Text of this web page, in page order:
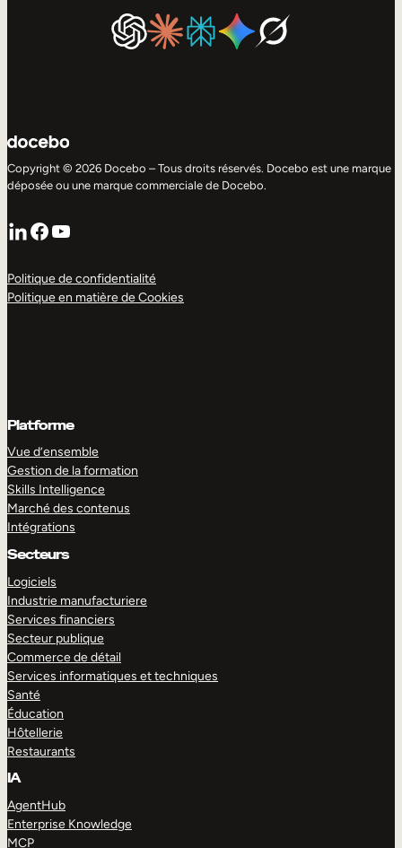
Copyright © 2026 Docebo – Tous droits réservés. Docebo est une marque
déposée ou une marque commerciale de Docebo.
LinkedIn
Facebook
YouTube
Politique de confidentialité
Politique en matière de Cookies
Platforme
Vue d’ensemble
Gestion de la formation
Skills Intelligence
Marché des contenus
Intégrations
Secteurs
Logiciels
Industrie manufacturiere
Services financiers
Secteur publique
Commerce de détail
Services informatiques et techniques
Santé
Éducation
Hôtellerie
Restaurants
IA
AgentHub
Enterprise Knowledge
MCP